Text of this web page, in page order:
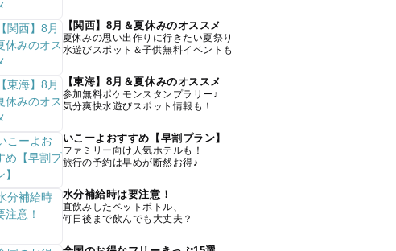
【関西】8月＆夏休みのオススメ
夏休みの思い出作りに行きたい夏祭り
水遊びスポット＆子供無料イベントも
【東海】8月＆夏休みのオススメ
参加無料ポケモンスタンプラリー♪
気分爽快水遊びスポット情報も！
いこーよおすすめ【早割プラン】
ファミリー向け人気ホテルも！
旅行の予約は早めが断然お得♪
水分補給時は要注意！
直飲みしたペットボトル、
何日後まで飲んでも大丈夫？